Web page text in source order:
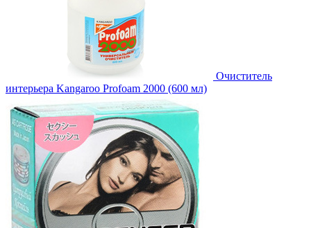
Очиститель
интерьера Kangaroo Profoam 2000 (600 мл)